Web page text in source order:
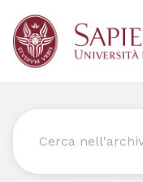
Cerca